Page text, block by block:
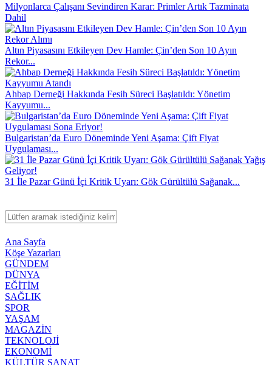
Milyonlarca Çalışanı Sevindiren Karar: Primler Artık Tazminata
Dahil
Altın Piyasasını Etkileyen Dev Hamle: Çin’den Son 10 Ayın
Rekor...
Ahbap Derneği Hakkında Fesih Süreci Başlatıldı: Yönetim
Kayyumu...
Bulgaristan’da Euro Döneminde Yeni Aşama: Çift Fiyat
Uygulaması...
31 İle Pazar Günü İçi Kritik Uyarı: Gök Gürültülü Sağanak...
Ana Sayfa
Köşe Yazarları
GÜNDEM
DÜNYA
EĞİTİM
SAĞLIK
SPOR
YAŞAM
MAGAZİN
TEKNOLOJİ
EKONOMİ
KÜLTÜR SANAT